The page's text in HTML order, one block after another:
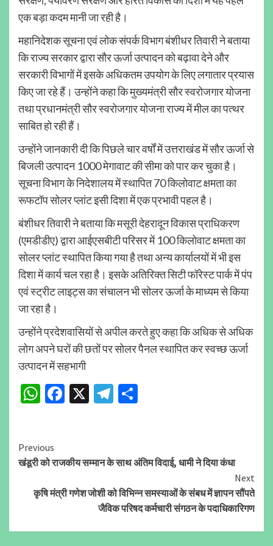
एक बड़ा कदम मानी जा रही है।
महानिदेशक सूचना एवं लोक संपर्क विभाग बंशीधर तिवारी ने बताया
कि राज्य सरकार द्वारा सौर ऊर्जा उत्पादन को बढ़ावा देने और
सरकारी विभागों में इसके अधिकतम उपयोग के लिए लगातार प्रयास
किए जा रहे हैं। उन्होंने कहा कि मुख्यमंत्री सौर स्वरोजगार योजना
तथा प्रधानमंत्री सौर स्वरोजगार योजना राज्य में मील का पत्थर
साबित हो रही हैं।
उन्होंने जानकारी दी कि पिछले चार वर्षों में उत्तराखंड में सौर ऊर्जा से
बिजली उत्पादन 1000 मेगावाट की सीमा को पार कर चुका है।
सूचना विभाग के निदेशालय में स्थापित 70 किलोवाट क्षमता का
रूफटॉप सोलर प्लांट इसी दिशा में एक प्रभावी पहल है।
बंशीधर तिवारी ने बताया कि मसूरी देहरादून विकास प्राधिकरण
(एमडीडीए) द्वारा आईएसबीटी परिसर में 100 किलोवाट क्षमता का
सोलर प्लांट स्थापित किया गया है तथा अन्य कार्यालयों में भी इस
दिशा में कार्य चल रहा है। इसके अतिरिक्त सिटी फॉरेस्ट पार्क में पंप
एवं स्ट्रीट लाइट्स का संचालन भी सोलर ऊर्जा के माध्यम से किया
जा रहा है।
उन्होंने प्रदेशवासियों से अपील करते हुए कहा कि अधिक से अधिक
लोग अपने घरों की छतों पर सोलर पैनल स्थापित कर स्वच्छ ऊर्जा
उत्पादन में सहभागी
WhatsApp
Facebook
X Telegram
Continue
Reading
Previous
खंडूरी को राजकीय सम्मान के साथ अंतिम विदाई, धामी ने दिया कंधा
Next
कृषि मंत्री गणेश जोशी को विभिन्न समस्याओं के संबध में ज्ञापन सौंपते
जैविक परिषद कर्मचारी संगठन के पदाधिकारिगण